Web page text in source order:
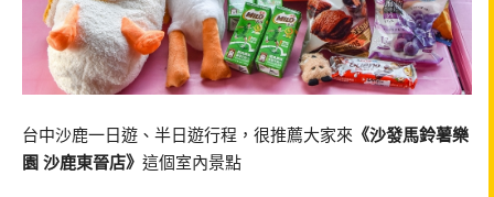
台中沙鹿一日遊、半日遊行程，很推薦大家來 《沙發馬鈴薯樂
園 沙鹿東晉店》 這個室內景點